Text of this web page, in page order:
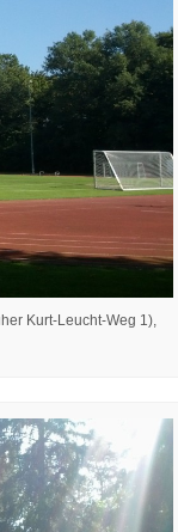
Kurt-Leucht-Weg 1),